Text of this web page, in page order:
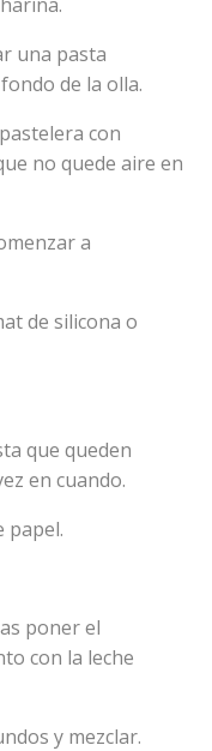
una pasta
de la olla.
con
no quede aire en
a
de silicona o
que queden
en cuando.
papel.
poner el
con la leche
y mezclar.